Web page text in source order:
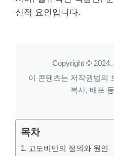
신적 요인입니다.
Copyright © 2024.
이 콘텐츠는 저작권법의
복사, 배포
목차
고도비만의 정의와 원인